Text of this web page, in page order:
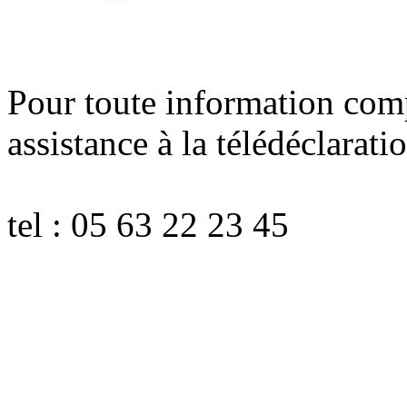
Pour toute information
assistance à la
tel : 05 63 22 23 45